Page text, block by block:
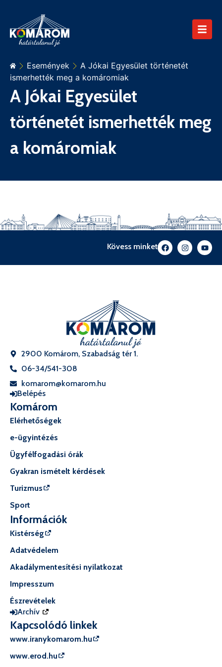
Események
A Jókai Egyesület történetét
ismerhették meg a komáromiak
A Jókai Egyesület
történetét ismerhették meg
a komáromiak
Kövess minket
2900 Komárom, Szabadság tér 1.
06-34/541-308
komarom@komarom.hu
Belépés
Komárom
Elérhetőségek
e-ügyintézés
Ügyfélfogadási órák
Gyakran ismételt kérdések
Turizmus
Sport
Információk
Kistérség
Adatvédelem
Akadálymentesítési nyilatkozat
Impresszum
Észrevételek
Archív
Kapcsolódó linkek
www.iranykomarom.hu
www.erod.hu